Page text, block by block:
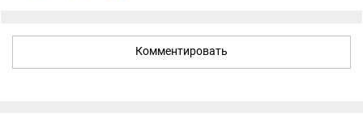
Комментировать